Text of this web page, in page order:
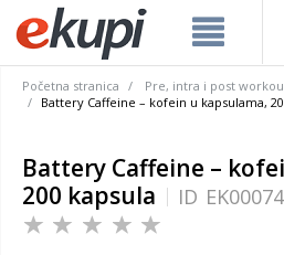
Početna stranica
Pre, intra i post
Battery Caffeine – kofein u kapsulama,
Battery Caffeine –
200 kapsula
ID